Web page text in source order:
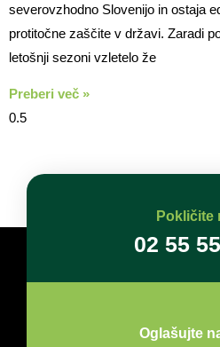
severovzhodno Slovenijo in ostaja
protitočne zaščite v državi. Zaradi
letošnji sezoni vzletelo že
Preberi več »
Pokličite
02 55
Oglašujte